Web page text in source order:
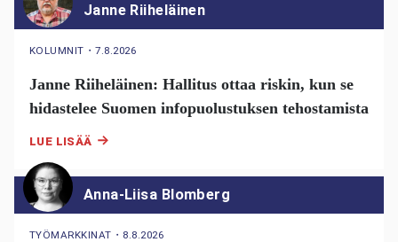
Janne Riiheläinen
KOLUMNIT ・7.8.2026
Janne Riiheläinen: Hallitus ottaa riskin, kun se
hidastelee Suomen infopuolustuksen tehostamista
LUE LISÄÄ
Anna-Liisa Blomberg
TYÖMARKKINAT ・ 8.8.2026